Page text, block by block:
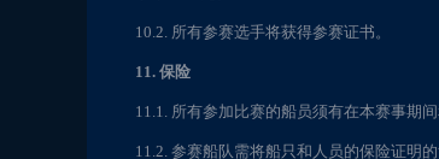
10.2. 所有参赛选手将获得参赛证书。
11. 保险
11.1. 所有参加比赛的船员须有在本赛事期
11.2. 参赛船队需将船只和人员的保险证明